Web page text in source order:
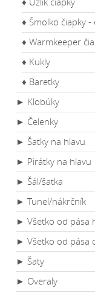
♦ Uzlík čiapky
♦ Šmolko čiapky
♦ Warmkeeper
♦ Kukly
♦ Baretky
► Klobúky
► Čelenky
► Šatky na hlavu
► Pirátky na hlavu
► Šál/šatka
► Tunel/nákrčník
► Všetko od pása
► Všetko od pása
► Šaty
► Overaly